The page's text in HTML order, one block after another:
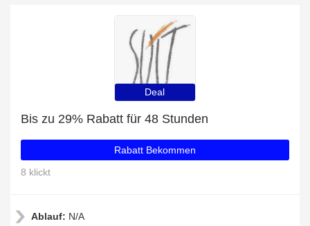
Deal
Bis zu 29% Rabatt für 48 Stunden
Rabatt Bekommen
8 klickt
Ablauf: N/A